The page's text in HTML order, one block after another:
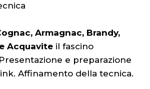
Armagnac, Brandy,
Acquavite il fascino
e preparazione
Affinamento della tecnica.